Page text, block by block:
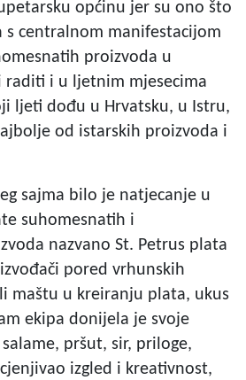
općinu jer su ono što
s centralnom manifestacijom
proizvoda u
raditi i u ljetnim mjesecima
ljeti dođu u Hrvatsku, u Istru,
od istarskih proizvoda i
sajma bilo je natjecanje u
suhomesnatih i
nazvano St. Petrus plata
pored vrhunskih
maštu u kreiranju plata, ukus
ekipa donijela je svoje
pršut, sir, priloge,
izgled i kreativnost,